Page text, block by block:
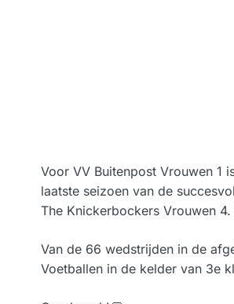
Voor VV Buitenpost Vrouwen 1
laatste seizoen van de
The Knickerbockers Vrouwen
Van de 66 wedstrijden in de
Voetballen in de kelder van 3e